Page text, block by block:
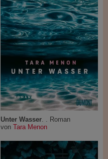
Unter Wasser. . Roman
von Tara Menon